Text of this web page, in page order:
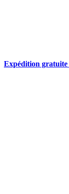
Expédition gratuite